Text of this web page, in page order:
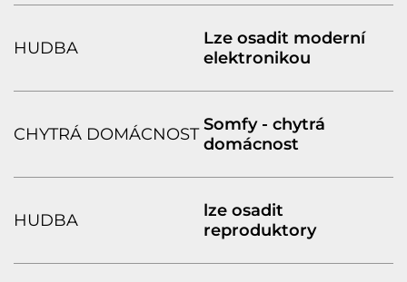
HUDBA
Lze osadit moderní
elektronikou
CHYTRÁ DOMÁCNOST Somfy - chytrá
domácnost
HUDBA
lze osadit
reproduktory